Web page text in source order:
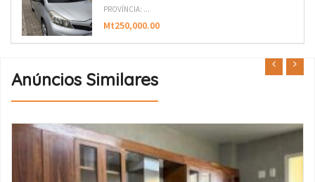
PROVÍNCIA: ...
Mt250,000.00
Anúncios Similares